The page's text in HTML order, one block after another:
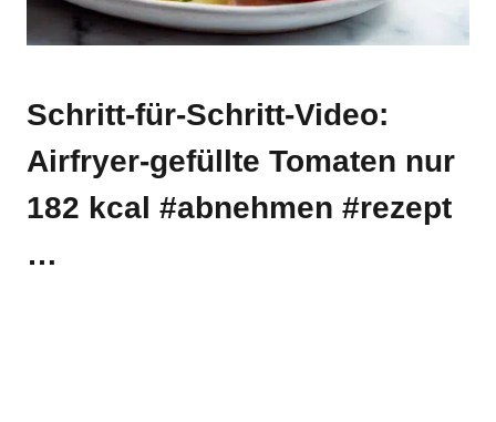
Schritt-für-Schritt-Video:
Airfryer-gefüllte Tomaten nur
182 kcal #abnehmen #rezept
…